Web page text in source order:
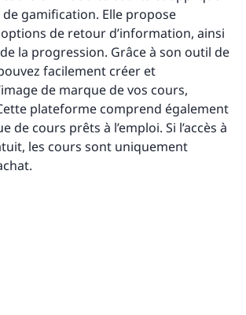
gamification. Elle propose
de retour d’information, ainsi
la progression. Grâce à son outil de
facilement créer et
de marque de vos cours,
plateforme comprend également
de cours prêts à l’emploi. Si l’accès à
les cours sont uniquement